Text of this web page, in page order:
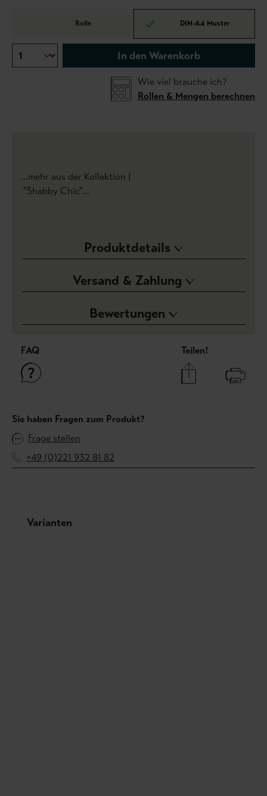
Rolle DIN-A4 Muster
In den Warenkorb
Wie viel brauche ich?
Rollen & Mengen berechnen
...mehr aus der Kollektion |
"Shabby Chic"...
Produktdetails
Versand & Zahlung
Bewertungen
FAQ Teilen!
Sie haben Fragen zum Produkt?
Frage stellen
+49 (0)221 932 81 82
Produktgalerie überspringen
Varianten